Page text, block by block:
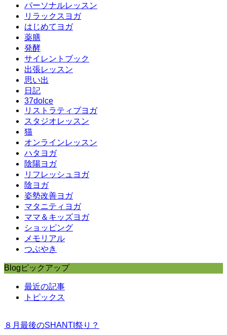
パーソナルレッスン
リラックスヨガ
はじめてヨガ
薬膳
発酵
サイレントブック
出張レッスン
思い出
日記
37dolce
リストラティブヨガ
スタジオレッスン
猫
オンラインレッスン
ハタヨガ
陰陽ヨガ
リフレッシュヨガ
陰ヨガ
姿勢改善ヨガ
マタニティヨガ
ママ＆キッズヨガ
ショッピング
メモリアル
つぶやき
Blogピックアップ
最近の記事
トピックス
８月最後のSHANTI祭り？